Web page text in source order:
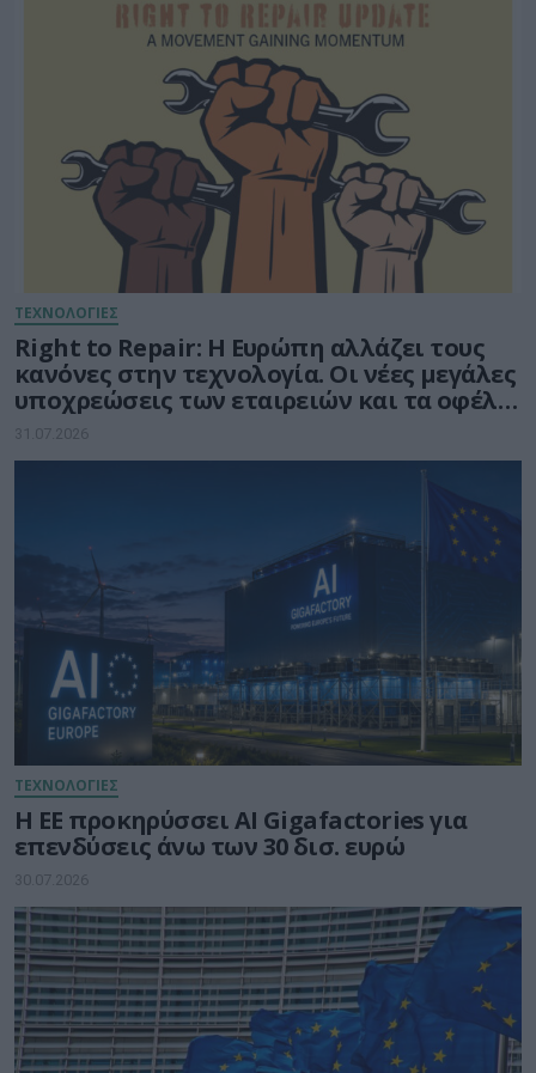
ΤΕΧΝΟΛΟΓΙΕΣ
Right to Repair: Η Ευρώπη αλλάζει τους
κανόνες στην τεχνολογία. Οι νέες μεγάλες
υποχρεώσεις των εταιρειών και τα οφέλη
για τους καταναλωτές
31.07.2026
ΤΕΧΝΟΛΟΓΙΕΣ
Η ΕΕ προκηρύσσει AI Gigafactories για
επενδύσεις άνω των 30 δισ. ευρώ
30.07.2026